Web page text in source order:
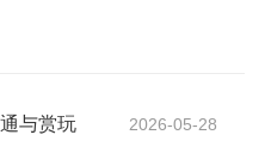
与赏玩 2026-05-28